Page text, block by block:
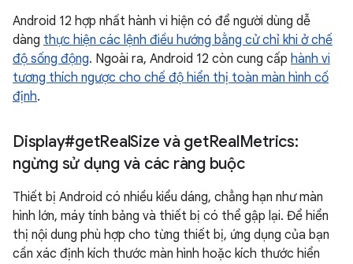
Android 12 hợp nhất hành vi hiện có để người dùng dễ
dàng thực hiện các lệnh điều hướng bằng cử chỉ khi ở chế
độ sống động. Ngoài ra, Android 12 còn cung cấp hành vi
tương thích ngược cho chế độ hiển thị toàn màn hình cố
định.
Display#getRealSize và getRealMetrics:
ngừng sử dụng và các ràng buộc
Thiết bị Android có nhiều kiểu dáng, chẳng hạn như màn
hình lớn, máy tính bảng và thiết bị có thể gập lại. Để hiển
thị nội dung phù hợp cho từng thiết bị, ứng dụng của bạn
cần xác định kích thước màn hình hoặc kích thước hiển